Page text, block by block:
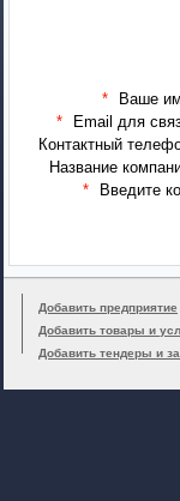
*
Ваше
*
Email для
Контактный
Название
*
Введите
Добавить предприятие
Добавить товары и
Добавить тендеры и